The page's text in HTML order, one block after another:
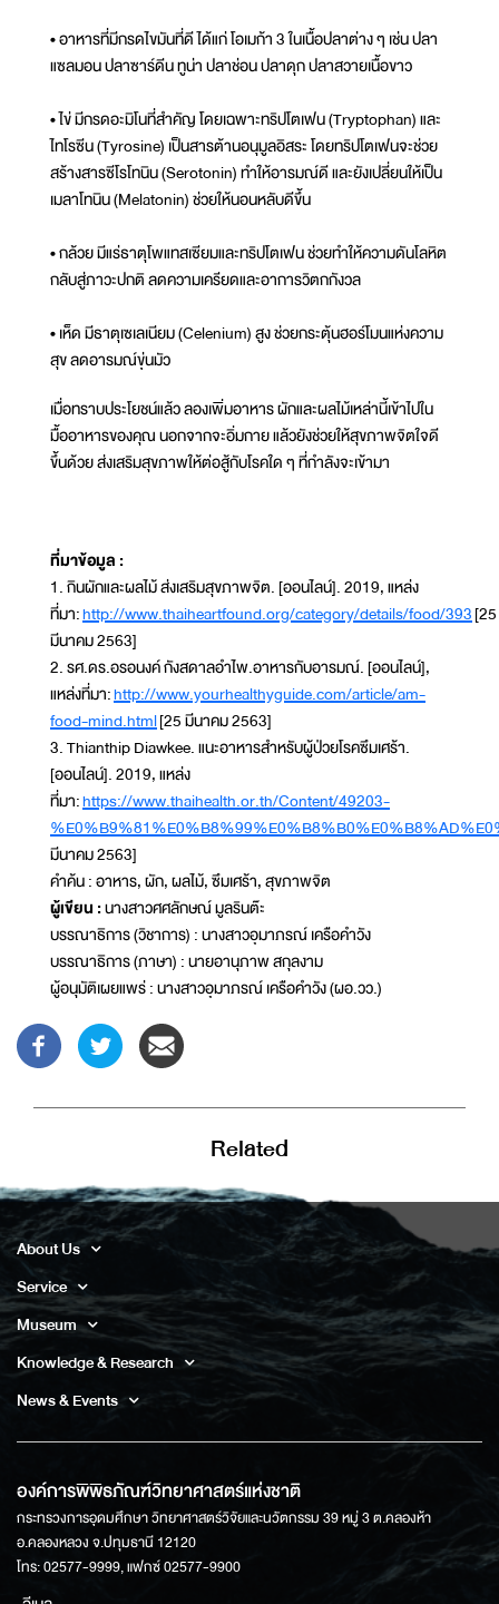
• อาหารที่มีกรดไขมันที่ดี ได้แก่ โอเมก้า 3 ในเนื้อปลาต่าง ๆ เช่น ปลา
แซลมอน ปลาซาร์ดีน ทูน่า ปลาช่อน ปลาดุก ปลาสวายเนื้อขาว
• ไข่ มีกรดอะมิโนที่สำคัญ โดยเฉพาะทริปโตเฟน (Tryptophan) และ
ไทโรซีน (Tyrosine) เป็นสารต้านอนุมูลอิสระ โดยทริปโตเฟนจะช่วย
สร้างสารซีโรโทนิน (Serotonin) ทำให้อารมณ์ดี และยังเปลี่ยนให้เป็น
เมลาโทนิน (Melatonin) ช่วยให้นอนหลับดีขึ้น
• กล้วย มีแร่ธาตุโพแทสเซียมและทริปโตเฟน ช่วยทำให้ความดันโลหิต
กลับสู่ภาวะปกติ ลดความเครียดและอาการวิตกกังวล
• เห็ด มีธาตุเซเลเนียม (Celenium) สูง ช่วยกระตุ้นฮอร์โมนแห่งความ
สุข ลดอารมณ์ขุ่นมัว
เมื่อทราบประโยชน์แล้ว ลองเพิ่มอาหาร ผักและผลไม้เหล่านี้เข้าไปใน
มื้ออาหารของคุณ นอกจากจะอิ่มกาย แล้วยังช่วยให้สุขภาพจิตใจดี
ขึ้นด้วย ส่งเสริมสุขภาพให้ต่อสู้กับโรคใด ๆ ที่กำลังจะเข้ามา
ที่มาข้อมูล :
1. กินผักและผลไม้ ส่งเสริมสุขภาพจิต. [ออนไลน์]. 2019, แหล่ง
ที่มา:http://www.thaiheartfound.org/category/details/food/393[25
มีนาคม 2563]
2. รศ.ดร.อรอนงค์ กังสดาลอำไพ.อาหารกับอารมณ์. [ออนไลน์],
แหล่งที่มา:http://www.yourhealthyguide.com/article/am-
food-mind.html[25 มีนาคม 2563]
3. Thianthip Diawkee. แนะอาหารสำหรับผู้ป่วยโรคซึมเศร้า.
[ออนไลน์]. 2019, แหล่ง
ที่มา:https://www.thaihealth.or.th/Content/49203-
มีนาคม 2563]
คำค้น : อาหาร, ผัก, ผลไม้, ซึมเศร้า, สุขภาพจิต
ผู้เขียน :นางสาวศศลักษณ์ มูลรินต๊ะ
บรรณาธิการ (วิชาการ) : นางสาวอุมาภรณ์ เครือคำวัง
บรรณาธิการ (ภาษา) : นายอานุภาพ สกุลงาม
ผู้อนุมัติเผยแพร่ : นางสาวอุมาภรณ์ เครือคำวัง (ผอ.วว.)
Related
About Us
Service
Museum
Knowledge & Research
News & Events
องค์การพิพิธภัณฑ์วิทยาศาสตร์แห่งชาติ
กระทรวงการอุดมศึกษา วิทยาศาสตร์วิจัยและนวัตกรรม 39 หมู่ 3 ต.คลองห้า
อ.คลองหลวง จ.ปทุมธานี 12120
โทร: 02577-9999, แฟกซ์ 02577-9900